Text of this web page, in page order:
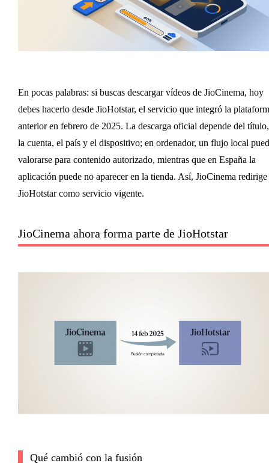
En pocas palabras: si buscas descargar vídeos de JioCinema, hoy
debes hacerlo desde JioHotstar, el servicio que integró la
anterior en febrero de 2025. La descarga oficial depende del título,
la cuenta, el país y el dispositivo; en ordenador, un flujo local
valorarse para contenido autorizado, mientras que en España la
aplicación puede no aparecer en la tienda. Así, JioCinema redirige
JioHotstar como servicio vigente.
JioCinema ahora forma parte de JioHotstar
Qué cambió con la fusión